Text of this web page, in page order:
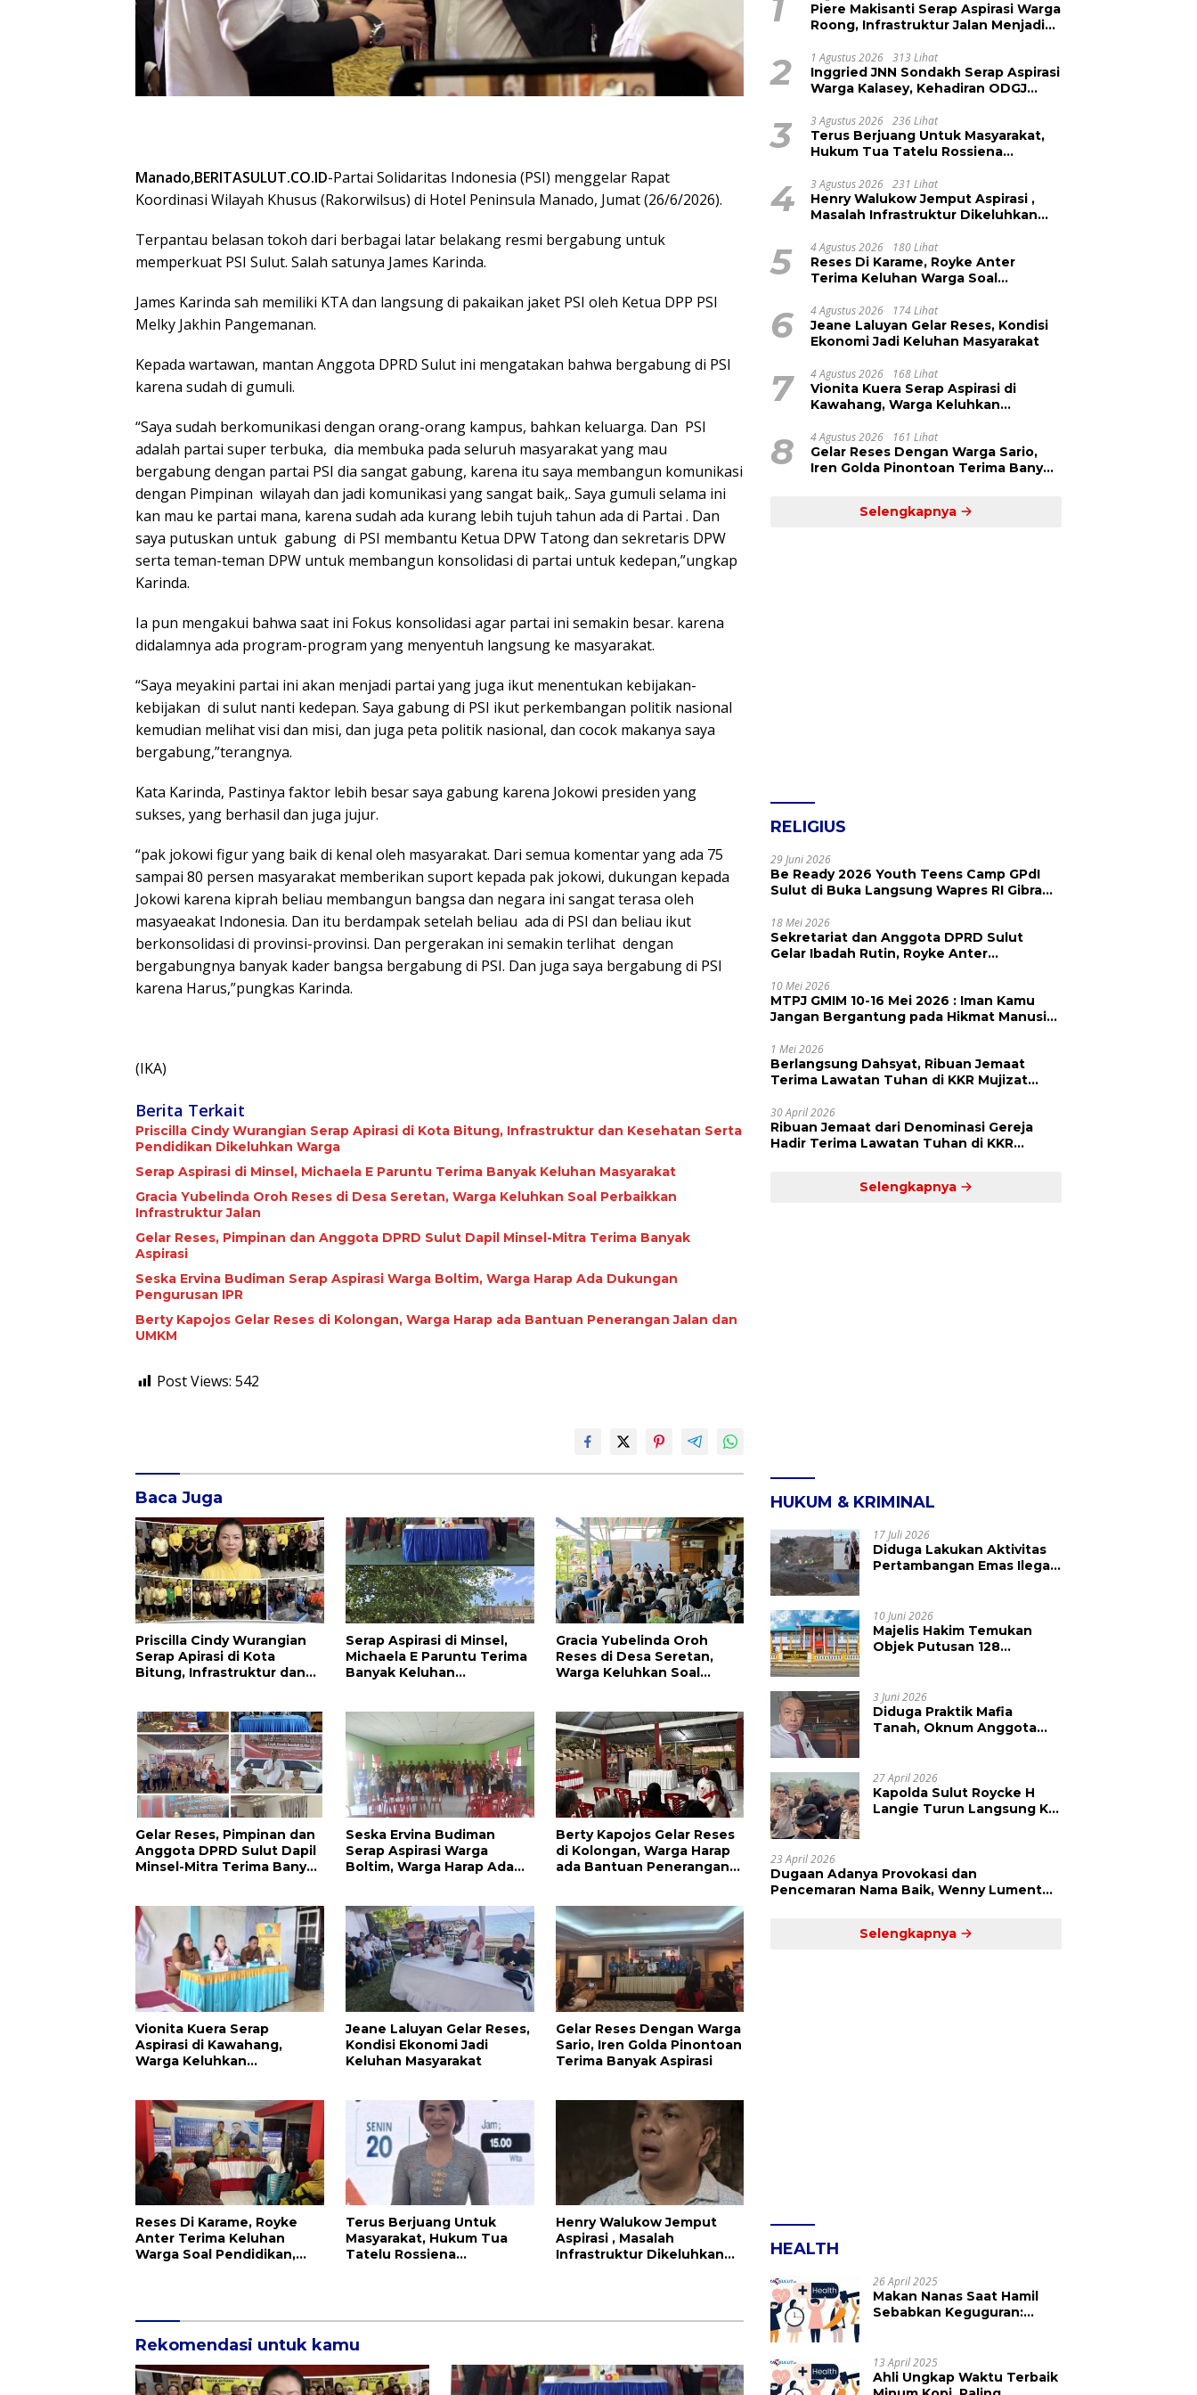
Manado,BERITASULUT.CO.ID-Partai Solidaritas Indonesia (PSI) menggelar Rapat
Koordinasi Wilayah Khusus (Rakorwilsus) di Hotel Peninsula Manado, Jumat (26/6/2026).
Terpantau belasan tokoh dari berbagai latar belakang resmi bergabung untuk
memperkuat PSI Sulut. Salah satunya James Karinda.
James Karinda sah memiliki KTA dan langsung di pakaikan jaket PSI oleh Ketua DPP PSI
Melky Jakhin Pangemanan.
Kepada wartawan, mantan Anggota DPRD Sulut ini mengatakan bahwa bergabung di PSI
karena sudah di gumuli.
“Saya sudah berkomunikasi dengan orang-orang kampus, bahkan keluarga. Dan PSI
adalah partai super terbuka, dia membuka pada seluruh masyarakat yang mau
bergabung dengan partai PSI dia sangat gabung, karena itu saya membangun komunikasi
dengan Pimpinan wilayah dan jadi komunikasi yang sangat baik,. Saya gumuli selama ini
kan mau ke partai mana, karena sudah ada kurang lebih tujuh tahun ada di Partai . Dan
saya putuskan untuk gabung di PSI membantu Ketua DPW Tatong dan sekretaris DPW
serta teman-teman DPW untuk membangun konsolidasi di partai untuk kedepan,”ungkap
Karinda.
Ia pun mengakui bahwa saat ini Fokus konsolidasi agar partai ini semakin besar. karena
didalamnya ada program-program yang menyentuh langsung ke masyarakat.
“Saya meyakini partai ini akan menjadi partai yang juga ikut menentukan kebijakan-
kebijakan di sulut nanti kedepan. Saya gabung di PSI ikut perkembangan politik nasional
kemudian melihat visi dan misi, dan juga peta politik nasional, dan cocok makanya saya
bergabung,”terangnya.
Kata Karinda, Pastinya faktor lebih besar saya gabung karena Jokowi presiden yang
sukses, yang berhasil dan juga jujur.
“pak jokowi figur yang baik di kenal oleh masyarakat. Dari semua komentar yang ada 75
sampai 80 persen masyarakat memberikan suport kepada pak jokowi, dukungan kepada
Jokowi karena kiprah beliau membangun bangsa dan negara ini sangat terasa oleh
masyaeakat Indonesia. Dan itu berdampak setelah beliau ada di PSI dan beliau ikut
berkonsolidasi di provinsi-provinsi. Dan pergerakan ini semakin terlihat dengan
bergabungnya banyak kader bangsa bergabung di PSI. Dan juga saya bergabung di PSI
karena Harus,”pungkas Karinda.
(IKA)
Berita Terkait
Priscilla Cindy Wurangian Serap Apirasi di Kota Bitung, Infrastruktur dan Kesehatan Serta
Pendidikan Dikeluhkan Warga
Serap Aspirasi di Minsel, Michaela E Paruntu Terima Banyak Keluhan Masyarakat
Gracia Yubelinda Oroh Reses di Desa Seretan, Warga Keluhkan Soal Perbaikkan
Infrastruktur Jalan
Gelar Reses, Pimpinan dan Anggota DPRD Sulut Dapil Minsel-Mitra Terima Banyak
Aspirasi
Seska Ervina Budiman Serap Aspirasi Warga Boltim, Warga Harap Ada Dukungan
Pengurusan IPR
Berty Kapojos Gelar Reses di Kolongan, Warga Harap ada Bantuan Penerangan Jalan dan
UMKM
Post Views: 542
Baca Juga
Priscilla Cindy Wurangian
Serap Apirasi di Kota
Bitung, Infrastruktur dan
Warga
Serap Aspirasi di Minsel,
Michaela E Paruntu Terima
Banyak Keluhan
Gracia Yubelinda Oroh
Reses di Desa Seretan,
Warga Keluhkan Soal
Gelar Reses, Pimpinan dan
Anggota DPRD Sulut Dapil
Minsel-Mitra Terima Banyak
Seska Ervina Budiman
Serap Aspirasi Warga
Boltim, Warga Harap Ada
Berty Kapojos Gelar Reses
di Kolongan, Warga Harap
ada Bantuan Penerangan
Vionita Kuera Serap
Aspirasi di Kawahang,
Warga Keluhkan
Jeane Laluyan Gelar Reses,
Kondisi Ekonomi Jadi
Keluhan Masyarakat
Gelar Reses Dengan Warga
Sario, Iren Golda Pinontoan
Terima Banyak Aspirasi
Reses Di Karame, Royke
Anter Terima Keluhan
Warga Soal Pendidikan,
Terus Berjuang Untuk
Masyarakat, Hukum Tua
Tatelu Rossiena
Henry Walukow Jemput
Aspirasi , Masalah
Infrastruktur Dikeluhkan
Rekomendasi untuk kamu
1
Piere Makisanti Serap Aspirasi Warga
Roong, Infrastruktur Jalan Menjadi
2 1 Agustus 2026 313 Lihat
Inggried JNN Sondakh Serap Aspirasi
Warga Kalasey, Kehadiran ODGJ
3 3 Agustus 2026 236 Lihat
Terus Berjuang Untuk Masyarakat,
Hukum Tua Tatelu Rossiena
Kinerja Anggota DPRD Henry
Walukow
4 3 Agustus 2026 231 Lihat
Henry Walukow Jemput Aspirasi ,
Masalah Infrastruktur Dikeluhkan
5 4 Agustus 2026 180 Lihat
Reses Di Karame, Royke Anter
Terima Keluhan Warga Soal
6 4 Agustus 2026 174 Lihat
Jeane Laluyan Gelar Reses, Kondisi
Ekonomi Jadi Keluhan Masyarakat
7 4 Agustus 2026 168 Lihat
Vionita Kuera Serap Aspirasi di
Kawahang, Warga Keluhkan
8 4 Agustus 2026 161 Lihat
Gelar Reses Dengan Warga Sario,
Iren Golda Pinontoan Terima Banyak
Selengkapnya
RELIGIUS
29 Juni 2026
Be Ready 2026 Youth Teens Camp GPdI
Sulut di Buka Langsung Wapres RI Gibran
Apresiasi Tinggi
18 Mei 2026
Sekretariat dan Anggota DPRD Sulut
Gelar Ibadah Rutin, Royke Anter
dan Pengingat
10 Mei 2026
MTPJ GMIM 10-16 Mei 2026 : Iman Kamu
Jangan Bergantung pada Hikmat Manusia,
1 Mei 2026
Berlangsung Dahsyat, Ribuan Jemaat
Terima Lawatan Tuhan di KKR Mujizat
30 April 2026
Ribuan Jemaat dari Denominasi Gereja
Hadir Terima Lawatan Tuhan di KKR
Selengkapnya
HUKUM & KRIMINAL
17 Juli 2026
Diduga Lakukan Aktivitas
Pertambangan Emas Ilegal
Tangkap Vinni Sondakh
10 Juni 2026
Majelis Hakim Temukan
Objek Putusan 128
Atas Putusan PN Tondano
3 Juni 2026
Diduga Praktik Mafia
Tanah, Oknum Anggota
27 April 2026
Kapolda Sulut Roycke H
Langie Turun Langsung Ke
23 April 2026
Dugaan Adanya Provokasi dan
Pencemaran Nama Baik, Wenny Lumentut
Selengkapnya
HEALTH
26 April 2025
Makan Nanas Saat Hamil
Sebabkan Keguguran:
13 April 2025
Ahli Ungkap Waktu Terbaik